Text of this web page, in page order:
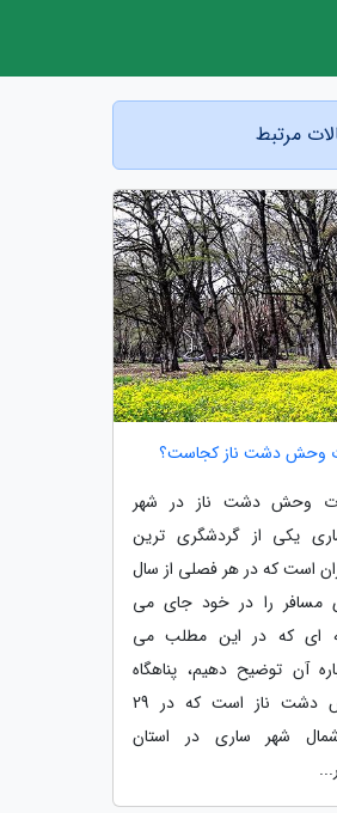
مرتبط
وحش دشت ناز کجاست؟
وحش دشت ناز در شهر
یکی از گردشگری ترین
است که در هر فصلی از سال
مسافر را در خود جای می
ای که در این مطلب می
آن توضیح دهیم، پناهگاه
حیات وحش دشت ناز است که در 29
شهر ساری در استان